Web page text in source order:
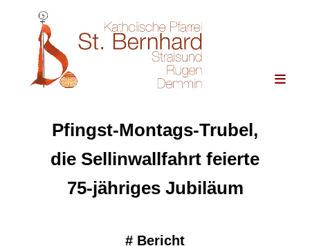
Pfingst-Montags-Trubel,
die Sellinwallfahrt feierte
75-jähriges Jubiläum
# Bericht